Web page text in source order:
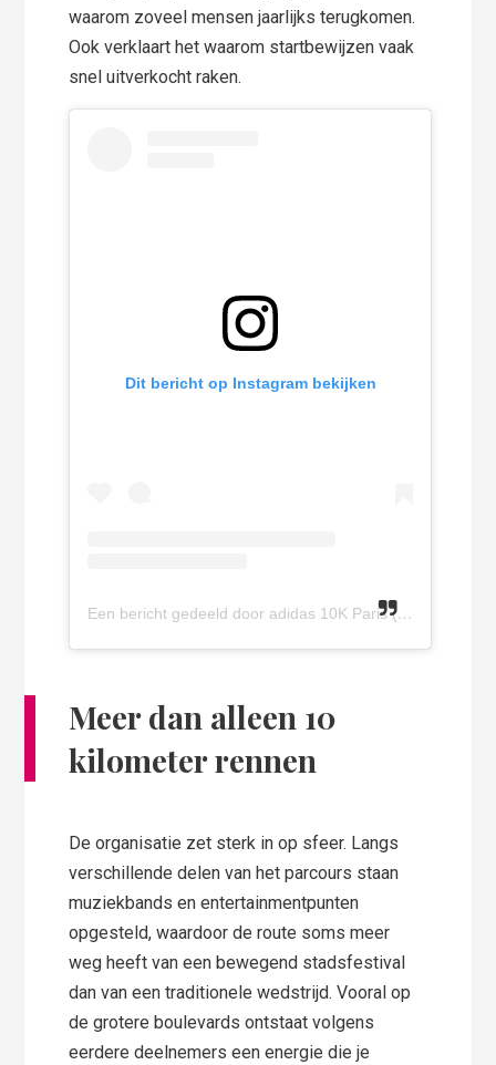
waarom zoveel mensen jaarlijks terugkomen.
Ook verklaart het waarom startbewijzen vaak
snel uitverkocht raken.
Dit bericht op Instagram bekijken
Een bericht gedeeld door adidas 10K Paris (@adidas10kparis)
Meer dan alleen 10
kilometer rennen
De organisatie zet sterk in op sfeer. Langs
verschillende delen van het parcours staan
muziekbands en entertainmentpunten
opgesteld, waardoor de route soms meer
weg heeft van een bewegend stadsfestival
dan van een traditionele wedstrijd. Vooral op
de grotere boulevards ontstaat volgens
eerdere deelnemers een energie die je